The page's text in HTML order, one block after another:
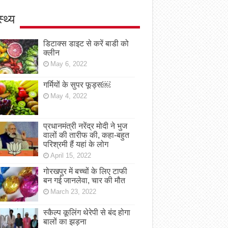
डिटाक्स डाइट से करें बाडी को
क्लीन
May 6, 2022
गर्मियों के सुपर फूड्स￼
May 4, 2022
प्रधानमंत्री नरेंद्र मोदी ने भुज
वालों की तारीफ की, कहा-बहुत
परिश्रमी हैं यहां के लोग
April 15, 2022
गोरखपुर में बच्चों के लिए टाफी
बन गई जानलेवा, चार की मौत
March 23, 2022
स्कैल्प कूलिंग थेरेपी से बंद होगा
बालों का झड़ना